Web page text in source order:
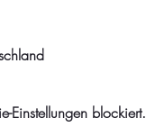
Einstellungen blockiert.